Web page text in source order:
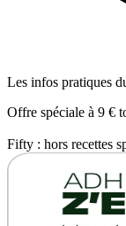
Les infos pratiques
Offre spéciale à 9 €
Fifty : hors recettes